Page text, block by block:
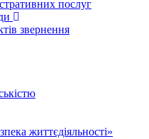
послуг
звернення
життєдіяльності»